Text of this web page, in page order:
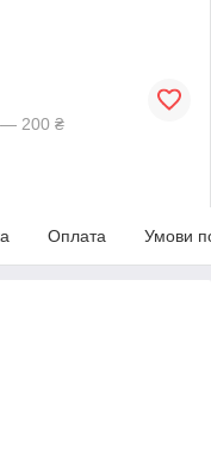
— 200 ₴
Оплата Умови